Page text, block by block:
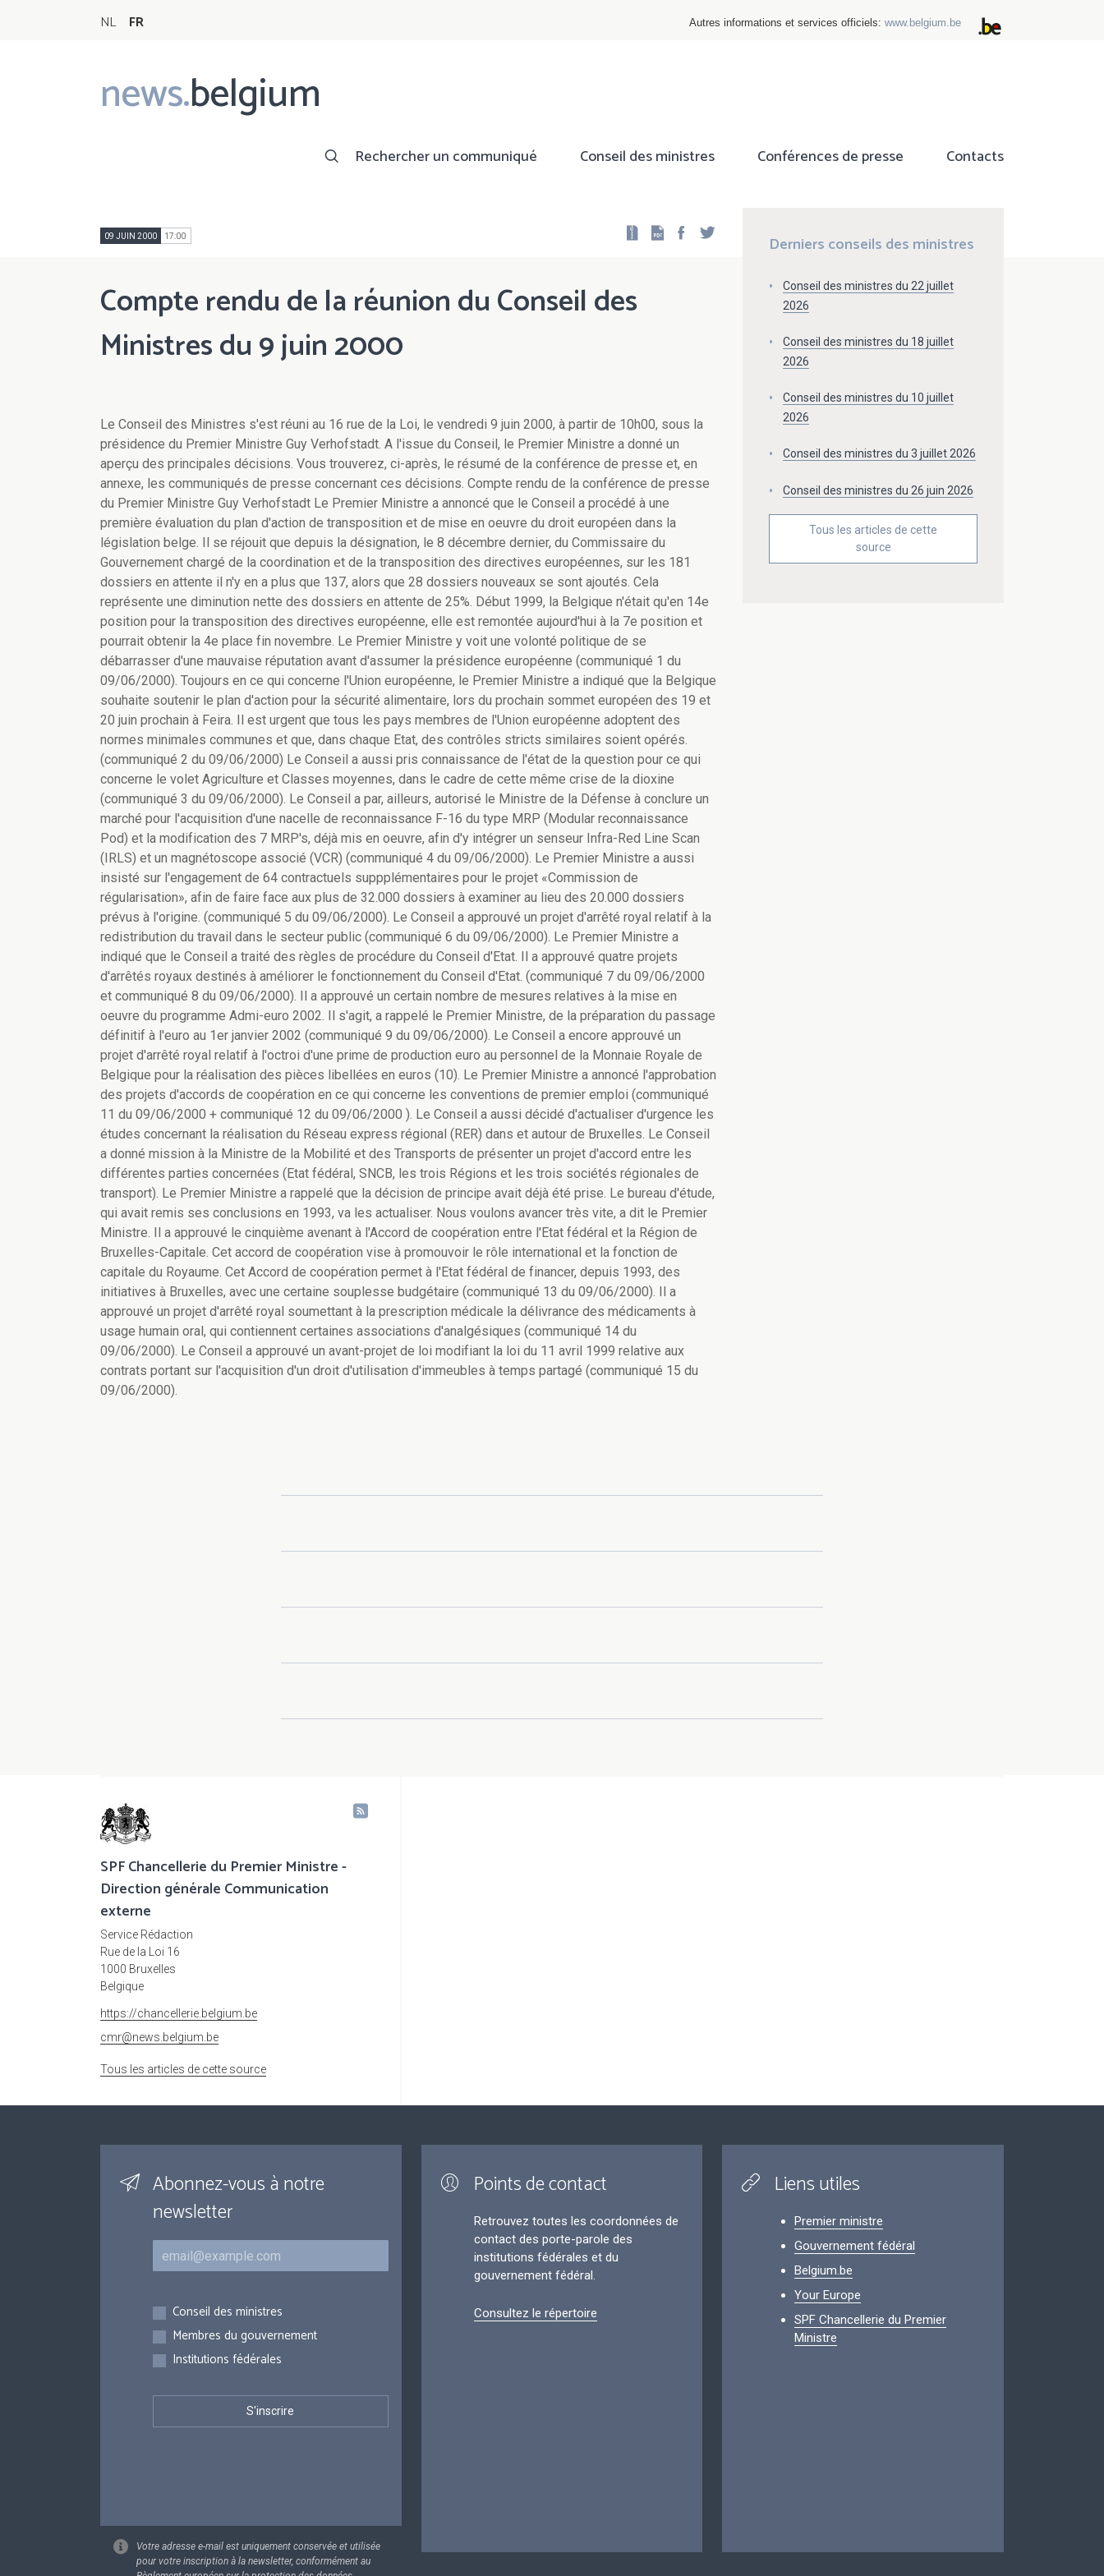
NL FR Autres informations et services officiels: www.belgium.be
news.belgium
Main
navigation
Rechercher un communiqué Conseil des ministres Conférences de presse Contacts
09 JUIN 2000 17:00 Facebook
Compte rendu de la réunion du Conseil des
Ministres du 9 juin 2000
Le Conseil des Ministres s'est réuni au 16 rue de la Loi, le vendredi 9 juin 2000, à partir de 10h00, sous la
présidence du Premier Ministre Guy Verhofstadt. A l'issue du Conseil, le Premier Ministre a donné un
aperçu des principales décisions. Vous trouverez, ci-après, le résumé de la conférence de presse et, en
annexe, les communiqués de presse concernant ces décisions. Compte rendu de la conférence de presse
du Premier Ministre Guy Verhofstadt Le Premier Ministre a annoncé que le Conseil a procédé à une
première évaluation du plan d'action de transposition et de mise en oeuvre du droit européen dans la
législation belge. Il se réjouit que depuis la désignation, le 8 décembre dernier, du Commissaire du
Gouvernement chargé de la coordination et de la transposition des directives européennes, sur les 181
dossiers en attente il n'y en a plus que 137, alors que 28 dossiers nouveaux se sont ajoutés. Cela
représente une diminution nette des dossiers en attente de 25%. Début 1999, la Belgique n'était qu'en 14e
position pour la transposition des directives européenne, elle est remontée aujourd'hui à la 7e position et
pourrait obtenir la 4e place fin novembre. Le Premier Ministre y voit une volonté politique de se
débarrasser d'une mauvaise réputation avant d'assumer la présidence européenne (communiqué 1 du
09/06/2000). Toujours en ce qui concerne l'Union européenne, le Premier Ministre a indiqué que la Belgique
souhaite soutenir le plan d'action pour la sécurité alimentaire, lors du prochain sommet européen des 19 et
20 juin prochain à Feira. Il est urgent que tous les pays membres de l'Union européenne adoptent des
normes minimales communes et que, dans chaque Etat, des contrôles stricts similaires soient opérés.
(communiqué 2 du 09/06/2000) Le Conseil a aussi pris connaissance de l'état de la question pour ce qui
concerne le volet Agriculture et Classes moyennes, dans le cadre de cette même crise de la dioxine
(communiqué 3 du 09/06/2000). Le Conseil a par, ailleurs, autorisé le Ministre de la Défense à conclure un
marché pour l'acquisition d'une nacelle de reconnaissance F-16 du type MRP (Modular reconnaissance
Pod) et la modification des 7 MRP's, déjà mis en oeuvre, afin d'y intégrer un senseur Infra-Red Line Scan
(IRLS) et un magnétoscope associé (VCR) (communiqué 4 du 09/06/2000). Le Premier Ministre a aussi
insisté sur l'engagement de 64 contractuels suppplémentaires pour le projet «Commission de
régularisation», afin de faire face aux plus de 32.000 dossiers à examiner au lieu des 20.000 dossiers
prévus à l'origine. (communiqué 5 du 09/06/2000). Le Conseil a approuvé un projet d'arrêté royal relatif à la
redistribution du travail dans le secteur public (communiqué 6 du 09/06/2000). Le Premier Ministre a
indiqué que le Conseil a traité des règles de procédure du Conseil d'Etat. Il a approuvé quatre projets
d'arrêtés royaux destinés à améliorer le fonctionnement du Conseil d'Etat. (communiqué 7 du 09/06/2000
et communiqué 8 du 09/06/2000). Il a approuvé un certain nombre de mesures relatives à la mise en
oeuvre du programme Admi-euro 2002. Il s'agit, a rappelé le Premier Ministre, de la préparation du passage
définitif à l'euro au 1er janvier 2002 (communiqué 9 du 09/06/2000). Le Conseil a encore approuvé un
projet d'arrêté royal relatif à l'octroi d'une prime de production euro au personnel de la Monnaie Royale de
Belgique pour la réalisation des pièces libellées en euros (10). Le Premier Ministre a annoncé l'approbation
des projets d'accords de coopération en ce qui concerne les conventions de premier emploi (communiqué
11 du 09/06/2000 + communiqué 12 du 09/06/2000 ). Le Conseil a aussi décidé d'actualiser d'urgence les
études concernant la réalisation du Réseau express régional (RER) dans et autour de Bruxelles. Le Conseil
a donné mission à la Ministre de la Mobilité et des Transports de présenter un projet d'accord entre les
différentes parties concernées (Etat fédéral, SNCB, les trois Régions et les trois sociétés régionales de
transport). Le Premier Ministre a rappelé que la décision de principe avait déjà été prise. Le bureau d'étude,
qui avait remis ses conclusions en 1993, va les actualiser. Nous voulons avancer très vite, a dit le Premier
Ministre. Il a approuvé le cinquième avenant à l'Accord de coopération entre l'Etat fédéral et la Région de
Bruxelles-Capitale. Cet accord de coopération vise à promouvoir le rôle international et la fonction de
capitale du Royaume. Cet Accord de coopération permet à l'Etat fédéral de financer, depuis 1993, des
initiatives à Bruxelles, avec une certaine souplesse budgétaire (communiqué 13 du 09/06/2000). Il a
approuvé un projet d'arrêté royal soumettant à la prescription médicale la délivrance des médicaments à
usage humain oral, qui contiennent certaines associations d'analgésiques (communiqué 14 du
09/06/2000). Le Conseil a approuvé un avant-projet de loi modifiant la loi du 11 avril 1999 relative aux
contrats portant sur l'acquisition d'un droit d'utilisation d'immeubles à temps partagé (communiqué 15 du
09/06/2000).
Derniers conseils des ministres
Conseil des ministres du 22 juillet
2026
Conseil des ministres du 18 juillet
2026
Conseil des ministres du 10 juillet
2026
Conseil des ministres du 3 juillet 2026
Conseil des ministres du 26 juin 2026
Tous les articles de cette
source
SPF Chancellerie du Premier Ministre -
Direction générale Communication
externe
Service Rédaction
Rue de la Loi 16
1000 Bruxelles
Belgique
https://chancellerie.belgium.be
cmr@news.belgium.be
Tous les articles de cette source
Abonnez-vous à notre
newsletter
Courriel
Inscriptions
Conseil des ministres
Membres du gouvernement
Institutions fédérales
Votre adresse e-mail est uniquement conservée et utilisée
pour votre inscription à la newsletter, conformément au
Points de contact
Retrouvez toutes les coordonnées de
contact des porte-parole des
institutions fédérales et du
gouvernement fédéral.
Consultez le répertoire
Liens utiles
Premier ministre
Gouvernement fédéral
Belgium.be
Your Europe
SPF Chancellerie du Premier
Ministre